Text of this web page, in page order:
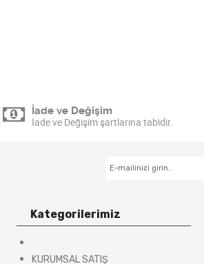
İade ve Değişim
İade ve Değişim şartlarına tabidir.
Kategorilerimiz
KURUMSAL SATIŞ